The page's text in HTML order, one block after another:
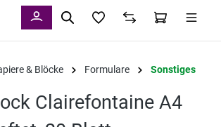
& Blöcke Formulare Sonstiges
Clairefontaine A4